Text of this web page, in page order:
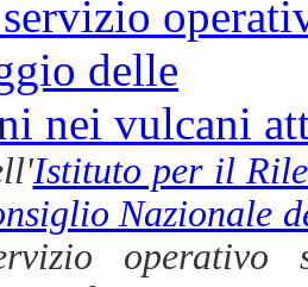
Istituto per il
Nazionale
operativo